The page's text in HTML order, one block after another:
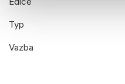
Typ
Vazba